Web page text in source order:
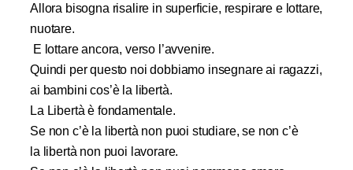
Allora bisogna risalire in superficie, respirare e lottare,
nuotare.
E lottare ancora, verso l’avvenire.
Quindi per questo noi dobbiamo insegnare ai ragazzi,
ai bambini cos’è la libertà.
La Libertà è fondamentale.
Se non c’è la libertà non puoi studiare,se non c’è
la libertà non puoi lavorare.